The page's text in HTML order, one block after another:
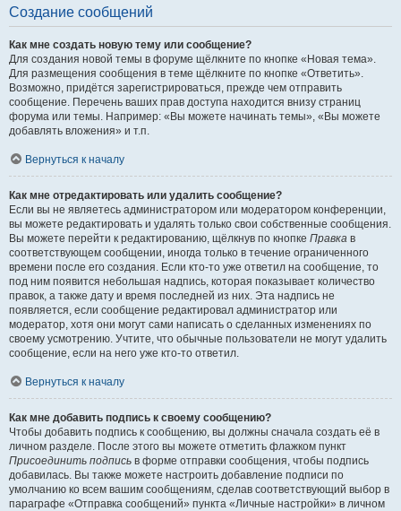
Создание сообщений
Как мне создать новую тему или сообщение?
Для создания новой темы в форуме щёлкните по кнопке «Новая тема».
Для размещения сообщения в теме щёлкните по кнопке «Ответить».
Возможно, придётся зарегистрироваться, прежде чем отправить
сообщение. Перечень ваших прав доступа находится внизу страниц
форума или темы. Например: «Вы можете начинать темы», «Вы можете
добавлять вложения» и т.п.
Вернуться к началу
Как мне отредактировать или удалить сообщение?
Если вы не являетесь администратором или модератором конференции,
вы можете редактировать и удалять только свои собственные сообщения.
Вы можете перейти к редактированию, щёлкнув по кнопке Правка в
соответствующем сообщении, иногда только в течение ограниченного
времени после его создания. Если кто-то уже ответил на сообщение, то
под ним появится небольшая надпись, которая показывает количество
правок, а также дату и время последней из них. Эта надпись не
появляется, если сообщение редактировал администратор или
модератор, хотя они могут сами написать о сделанных изменениях по
своему усмотрению. Учтите, что обычные пользователи не могут удалить
сообщение, если на него уже кто-то ответил.
Вернуться к началу
Как мне добавить подпись к своему сообщению?
Чтобы добавить подпись к сообщению, вы должны сначала создать её в
личном разделе. После этого вы можете отметить флажком пункт
Присоединить подпись в форме отправки сообщения, чтобы подпись
добавилась. Вы также можете настроить добавление подписи по
умолчанию ко всем вашим сообщениям, сделав соответствующий выбор в
параграфе «Отправка сообщений» пункта «Личные настройки» в личном